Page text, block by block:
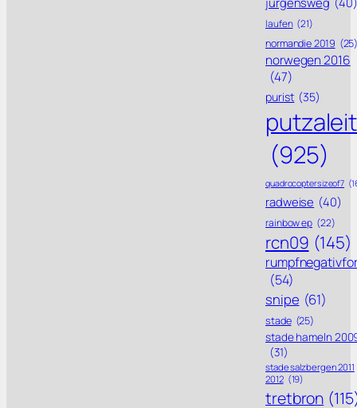
laufen (21)
normandie 2019
norwegen 2016
(47)
purist (35)
putzaleit
(925)
quadrocoptersizeof7
radweise (40)
rainbow ep (22)
rcn09 (145)
(54)
snipe (61)
stade (25)
stade hameln
(31)
stade salzbergen 2011
2012 (19)
tretbron